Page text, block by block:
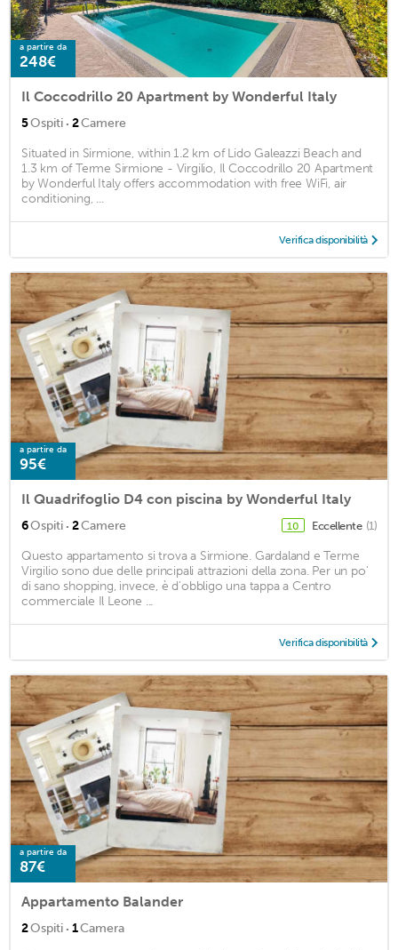
a partire da
248€
Il Coccodrillo 20 Apartment by Wonderful Italy
5Ospiti · 2Camere
Situated in Sirmione, within 1.2 km of Lido Galeazzi Beach and
1.3 km of Terme Sirmione - Virgilio, Il Coccodrillo 20 Apartment
by Wonderful Italy offers accommodation with free WiFi, air
conditioning, ...
Verifica disponibilità
a partire da
95€
Il Quadrifoglio D4 con piscina by Wonderful Italy
6Ospiti · 2Camere 10 Eccellente (1)
Questo appartamento si trova a Sirmione. Gardaland e Terme
Virgilio sono due delle principali attrazioni della zona. Per un po'
di sano shopping, invece, è d'obbligo una tappa a Centro
commerciale Il Leone ...
Verifica disponibilità
a partire da
87€
Appartamento Balander
2Ospiti · 1Camera